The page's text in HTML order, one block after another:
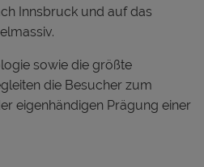
Innsbruck und auf das
sowie die größte
die Besucher zum
eigenhändigen Prägung einer